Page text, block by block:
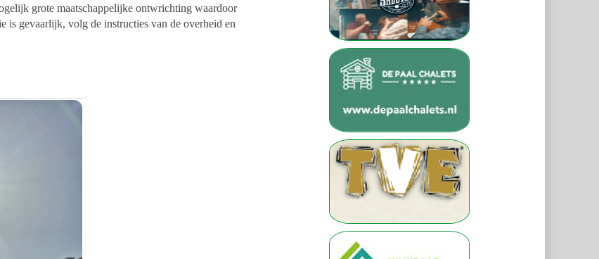
grote maatschappelijke ontwrichting waardoor
is gevaarlijk, volg de instructies van de overheid en